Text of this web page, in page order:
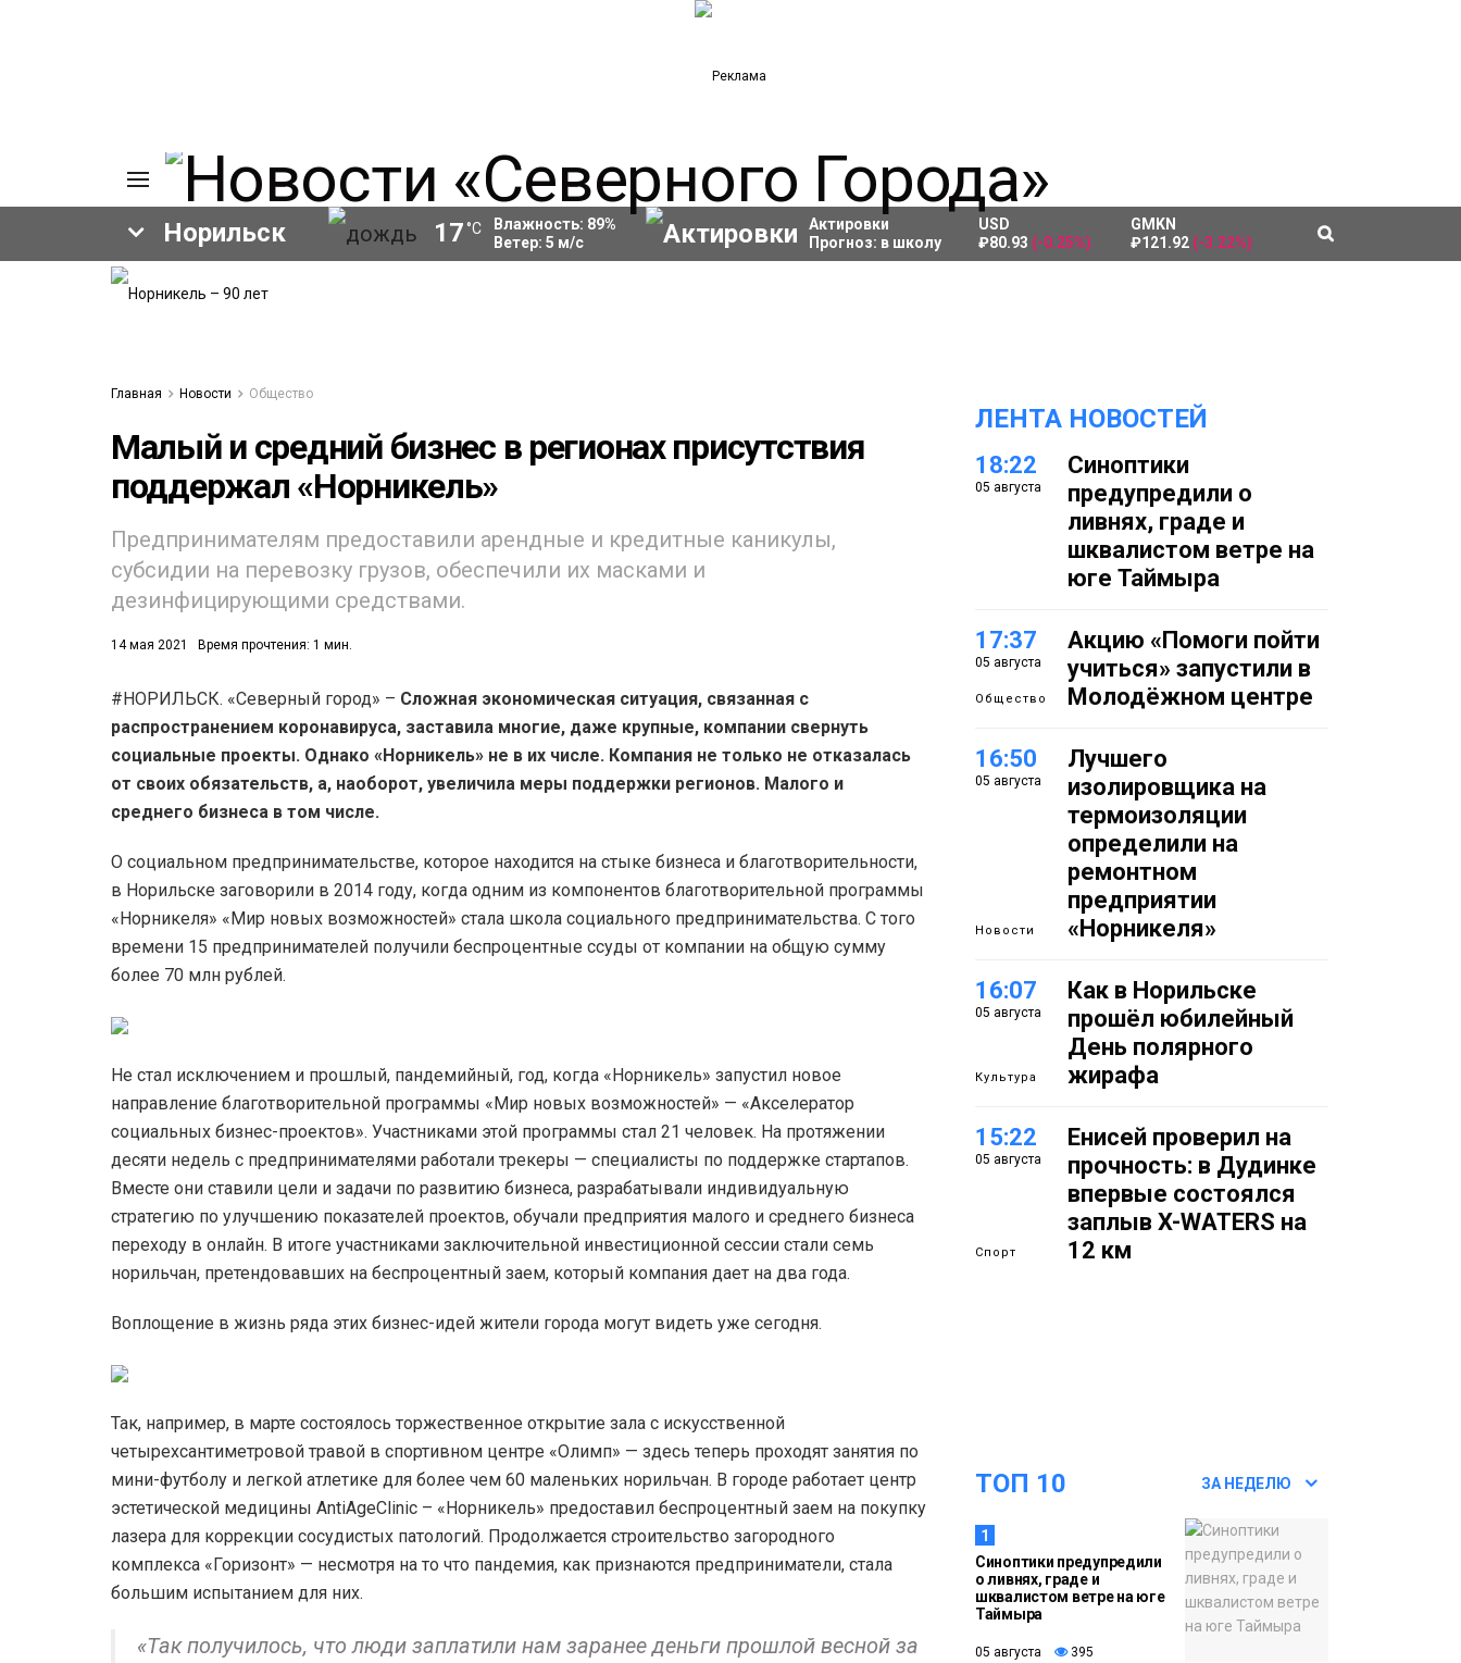
Норильск 17 °C Влажность: 89%
Ветер: 5 м/с
Актировки
Прогноз: в школу
USD
₽80.93 (-0.25%)
GMKN
₽121.92 (-3.22%)
Главная Новости Общество
Малый и средний бизнес в регионах присутствия
поддержал «Норникель»
Предпринимателям предоставили арендные и кредитные каникулы,
субсидии на перевозку грузов, обеспечили их масками и
дезинфицирующими средствами.
14 мая 2021 Время прочтения: 1 мин.
#НОРИЛЬСК. «Северный город» – Сложная экономическая ситуация, связанная с
распространением коронавируса, заставила многие, даже крупные, компании свернуть
социальные проекты. Однако «Норникель» не в их числе. Компания не только не отказалась
от своих обязательств, а, наоборот, увеличила меры поддержки регионов. Малого и
среднего бизнеса в том числе.
О социальном предпринимательстве, которое находится на стыке бизнеса и благотворительности,
в Норильске заговорили в 2014 году, когда одним из компонентов благотворительной программы
«Норникеля» «Мир новых возможностей» стала школа социального предпринимательства. С того
времени 15 предпринимателей получили беспроцентные ссуды от компании на общую сумму
более 70 млн рублей.
Не стал исключением и прошлый, пандемийный, год, когда «Норникель» запустил новое
направление благотворительной программы «Мир новых возможностей» — «Акселератор
социальных бизнес-проектов». Участниками этой программы стал 21 человек. На протяжении
десяти недель с предпринимателями работали трекеры — специалисты по поддержке стартапов.
Вместе они ставили цели и задачи по развитию бизнеса, разрабатывали индивидуальную
стратегию по улучшению показателей проектов, обучали предприятия малого и среднего бизнеса
переходу в онлайн. В итоге участниками заключительной инвестиционной сессии стали семь
норильчан, претендовавших на беспроцентный заем, который компания дает на два года.
Воплощение в жизнь ряда этих бизнес-идей жители города могут видеть уже сегодня.
Так, например, в марте состоялось торжественное открытие зала с искусственной
четырехсантиметровой травой в спортивном центре «Олимп» — здесь теперь проходят занятия по
мини-футболу и легкой атлетике для более чем 60 маленьких норильчан. В городе работает центр
эстетической медицины AntiAgeClinic – «Норникель» предоставил беспроцентный заем на покупку
лазера для коррекции сосудистых патологий. Продолжается строительство загородного
комплекса «Горизонт» — несмотря на то что пандемия, как признаются предприниматели, стала
большим испытанием для них.
«Так получилось, что люди заплатили нам заранее деньги прошлой весной за
ЛЕНТА НОВОСТЕЙ
18:22
05 августа
Синоптики
предупредили о
ливнях, граде и
шквалистом ветре на
юге Таймыра
17:37
05 августа
Общество
Акцию «Помоги пойти
учиться» запустили в
Молодёжном центре
16:50
05 августа
Новости
Лучшего
изолировщика на
термоизоляции
определили на
ремонтном
предприятии
«Норникеля»
16:07
05 августа
Культура
Как в Норильске
прошёл юбилейный
День полярного
жирафа
15:22
05 августа
Спорт
Енисей проверил на
прочность: в Дудинке
впервые состоялся
заплыв X-WATERS на
12 км
05 августа
комфортные
гардеробные блоки в
АТО «НПТБТ»
обустроили по
программе «Сделано
с заботой»
ТОП 10 ЗА НЕДЕЛЮ
1
Синоптики предупредили
о ливнях, граде и
шквалистом ветре на юге
Таймыра
05 августа 395